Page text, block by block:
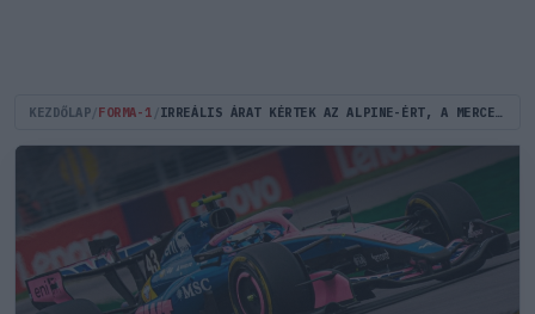
KEZDŐLAP FORMA-1 IRREÁLIS ÁRAT KÉRTEK AZ ALPINE-ÉRT, A MERCEDES AZONNAL KISZÁLLT A FELVÁSÁRLÁSBÓL